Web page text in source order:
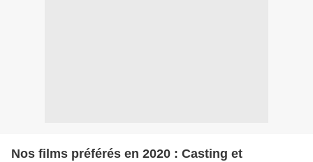
Nos films préférés en 2020 : Casting et